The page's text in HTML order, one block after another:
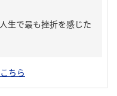
生で最も挫折を感じた
ちら